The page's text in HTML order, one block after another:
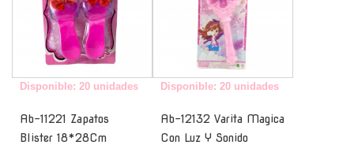
Disponible: 20 unidades
Ab-11221 Zapatos
Blister 18*28Cm
Disponible: 20 unidades
Ab-12132 Varita Magica
Con Luz Y Sonido